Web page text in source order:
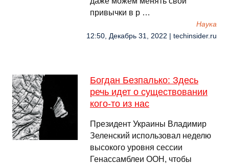
привычки в р …
Наука
12:50, Декабрь 31, 2022 | techinsider.ru
Богдан Безпалько: Здесь
речь идет о существовании
кого-то из нас
Президент Украины Владимир
Зеленский использовал неделю
высокого уровня сессии
Генассамблеи ООН, чтобы